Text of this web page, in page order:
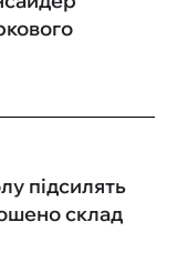
підсилять
склад